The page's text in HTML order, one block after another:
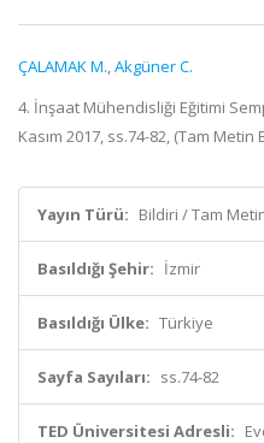
ÇALAMAK M.,Akgüner C.
4. İnşaat Mühendisliği Eğitimi
Kasım 2017, ss.74-82, (Tam Metin
Yayın Türü: Bildiri / Tam
Basıldığı Şehir: İzmir
Basıldığı Ülke: Türkiye
Sayfa Sayıları: ss.74-82
TED Üniversitesi Adresli: